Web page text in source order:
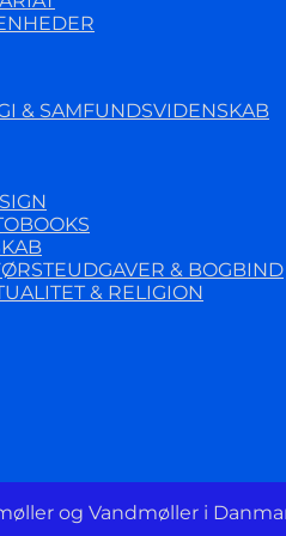
& SAMFUNDSVIDENSKAB
& BOGBIND
& RELIGION
og Vandmøller i